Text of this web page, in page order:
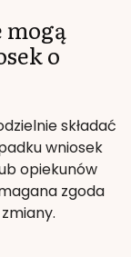
mogą
o
składać
wniosek
opiekunów
zgoda